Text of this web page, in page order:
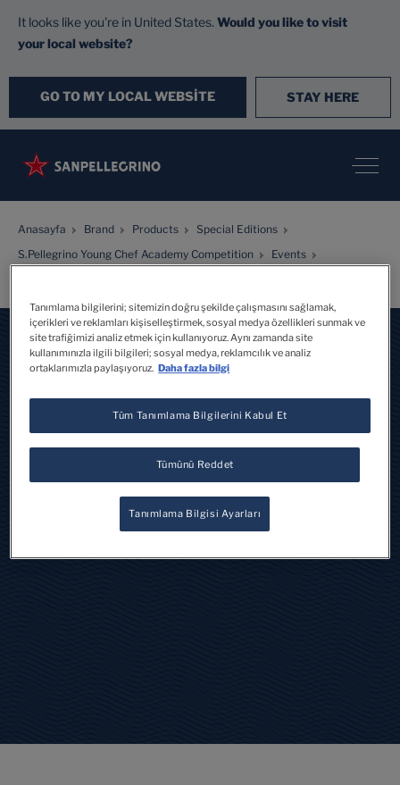
It looks like you're in United States. Would you like to visit
your local website?
GO TO MY LOCAL WEBSITE STAY HERE
Anasayfa Brand Products
Special Editions
S.Pellegrino Young Chef Academy Competition
Events
S.Pellegrino Young Chef
Tanımlama bilgilerini; sitemizin doğru şekilde çalışmasını sağlamak,
içerikleri ve reklamları kişiselleştirmek, sosyal medya özellikleri sunmak ve
site trafiğimizi analiz etmek için kullanıyoruz. Aynı zamanda site
kullanımınızla ilgili bilgileri; sosyal medya, reklamcılık ve analiz
ortaklarımızla paylaşıyoruz. Daha fazla bilgi
Tümünü Reddet
Tüm Tanımlama Bilgilerini Kabul Et
Tanımlama Bilgisi Ayarları